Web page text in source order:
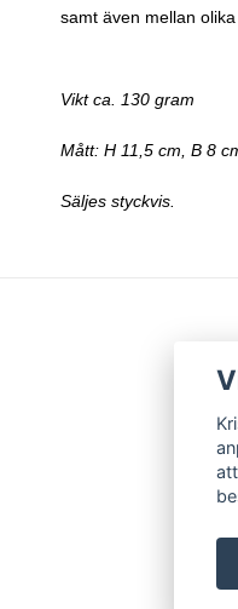
samt även mellan
Vikt ca. 130 gram
Mått: H 11,5 cm, B 8
Säljes styckvis.